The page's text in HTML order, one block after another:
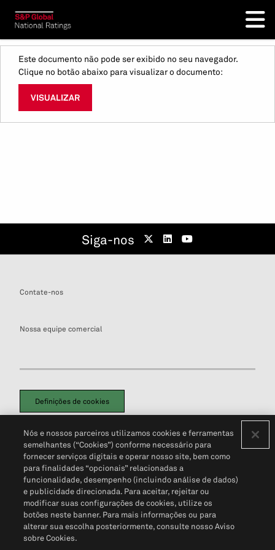
Este documento não pode ser exibido no seu navegador.
Clique no botão abaixo para visualizar o documento:
VISUALIZAR
Siga-nos
Contate-nos
Nossa equipe comercial
Definições de cookies
Política de PrivacidadePortal de privacidade do cliente (em inglês)
Não Venda Minhas Informações Pessoais© 2026 S&P Global
Nós e nossos parceiros utilizamos cookies e ferramentas
semelhantes (“Cookies”) conforme necessário para
fornecer serviços digitais e operar nosso site, bem como
para finalidades “opcionais” relacionadas a
funcionalidade, desempenho (incluindo análise de dados)
e publicidade direcionada. Para aceitar, rejeitar ou
modificar suas configurações de cookies, utilize os
botões neste banner. Para mais informações ou para
alterar sua escolha posteriormente, consulte nosso Aviso
sobre Cookies.